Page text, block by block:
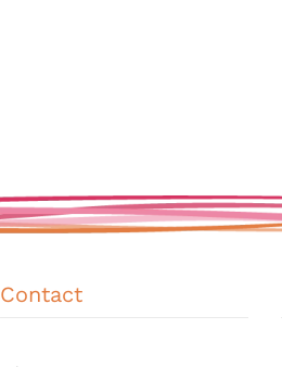
Contact